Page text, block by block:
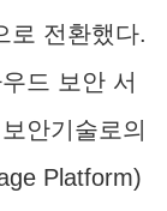
로 전환했다.
드 보안 서
안기술로의
Platform)